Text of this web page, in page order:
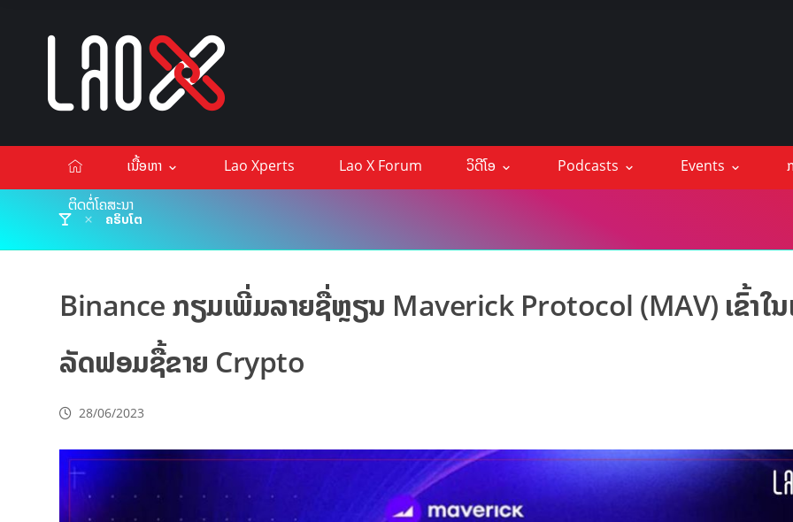
ເນື້ອຫາ Lao Xperts Lao X Forum ວິດີໂອ Podcasts Events
ຕິດຕໍ່ໂຄສະນາ
ຄຣິບໂຕ
Binance ກຽມເພີ່ມລາຍຊື່ຫຼຽນ Maverick Protocol (MAV) ເຂົ້າໃ
ລັດຟອມຊື້ຂາຍ Crypto
28/06/2023